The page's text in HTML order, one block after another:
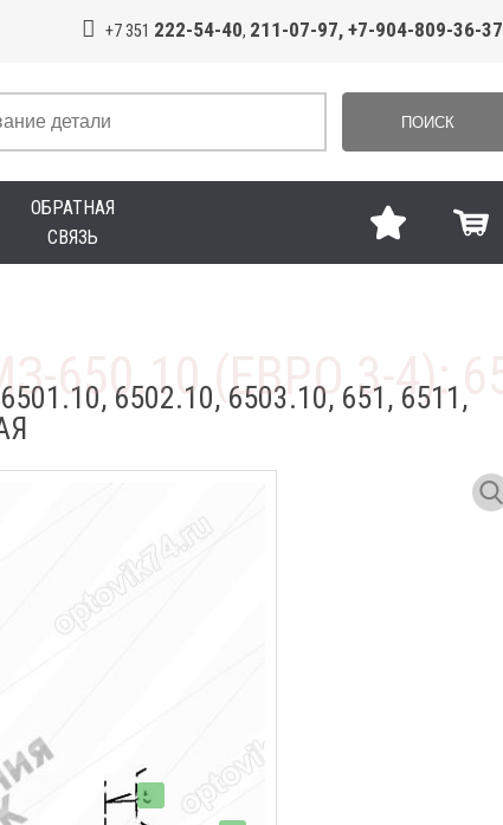
+7 351 222-54-40, 211-07-97, +7-904-809-36-37
ПОИСК
ОБРАТНАЯ
СВЯЗЬ
6502.10, 6503.10, 651, 6511,